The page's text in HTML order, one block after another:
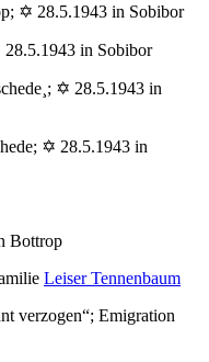
✡ 28.5.1943 in Sobibor
in Sobibor
✡ 28.5.1943 in
✡ 28.5.1943 in
Bottrop
Leiser Tennenbaum
verzogen“; Emigration